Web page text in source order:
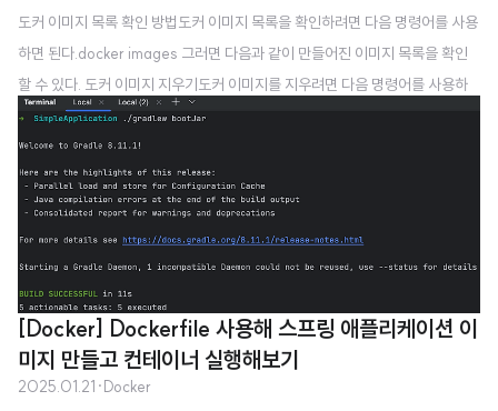
도커 이미지 목록 확인 방법도커 이미지 목록을 확인하려면 다음 명령어를 사용
하면 된다.docker images 그러면 다음과 같이 만들어진 이미지 목록을 확인
할 수 있다. 도커 이미지 지우기도커 이미지를 지우려면 다음 명령어를 사용하
면 된다.docker rmi [Image ID] 예를 들어 755bc7cc5c96 라는 아이디를
가진 이미지를 지우려면 다음 명령어를 사용하면 된다.docker rmi 755bc7cc
5c96 참고로 rmi 명령어 뒤에는 Image Name이 들어가도 이미지가 지워진
다.docker rmi [Image Name] 예를 들어 myapp:v1 이미지를 지우고 싶다면
다음과 같이 쓰면 된다.docker rmi myapp:v1 사용하지 않는 이미지 모두 지
우기더이상 사용하지 않는 이미..
[Docker] Dockerfile 사용해 스프링 애플리케이션 이
미지 만들고 컨테이너 실행해보기
2025.01.21 ·Docker